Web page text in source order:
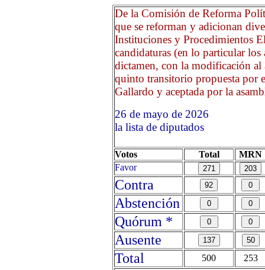
De la Comisión de Reforma
que se reforman y adicionan
Instituciones y Procedimientos
candidaturas (en lo particular
dictamen, con la modificación
quinto transitorio propuesta por
Gallardo y aceptada por la
26 de mayo de 2026
la lista de diputados
Votos Total
MRN
Favor
Contra
Abstención
Quórum *
Ausente
Total
500 253